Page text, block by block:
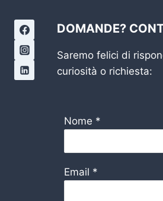
DOMANDE?
Saremo felici di
curiosità o richiesta:
Nome *
Email *